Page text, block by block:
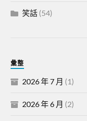
笑話 (54)
彙整
2026 年 7 月 (1)
2026 年 6 月 (2)